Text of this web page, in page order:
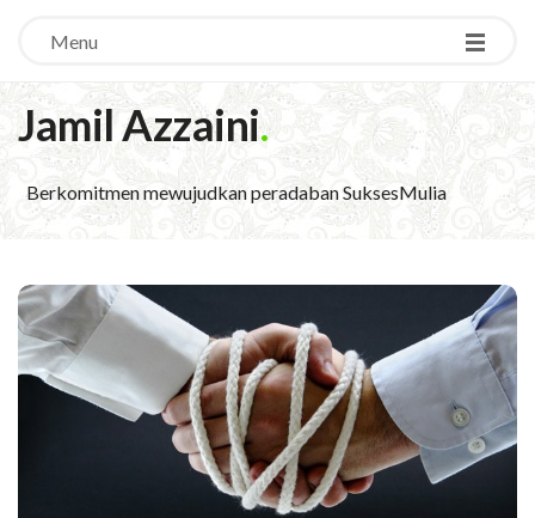
Menu
Jamil Azzaini.
Berkomitmen mewujudkan peradaban SuksesMulia